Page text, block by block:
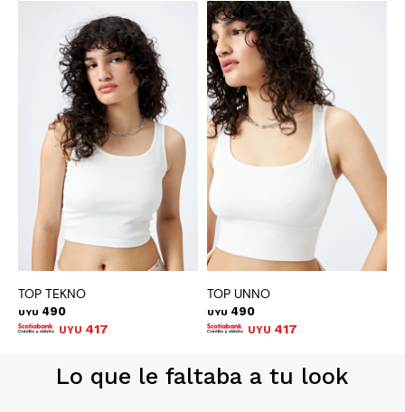
TOP TEKNO
UYU 490
UYU 417
TOP UNNO
UYU 490
UYU 417
Lo que le faltaba a tu look